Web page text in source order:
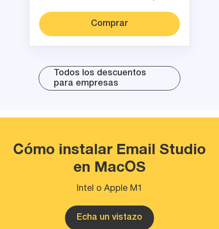
Comprar
Todos los descuentos
para empresas
Cómo instalar Email Studio
en MacOS
Intel o Apple M1
Echa un vistazo